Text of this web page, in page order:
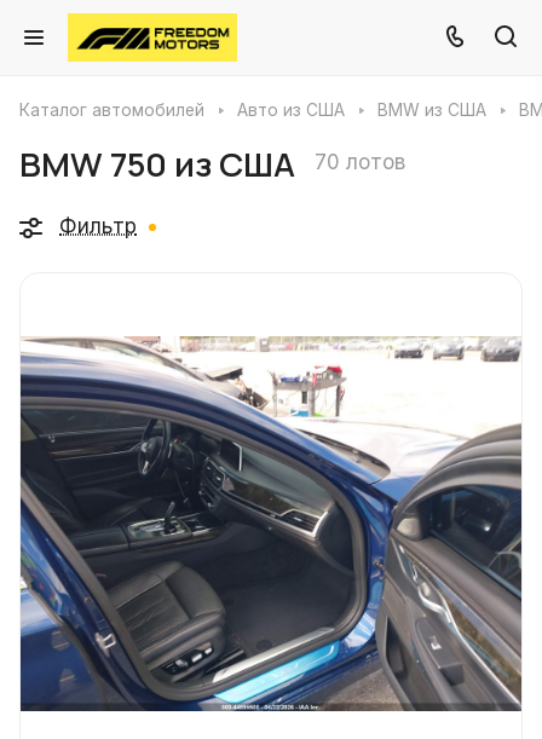
Каталог автомобилей Авто из США BMW из США
BMW 750 из США 70 лотов
Фильтр